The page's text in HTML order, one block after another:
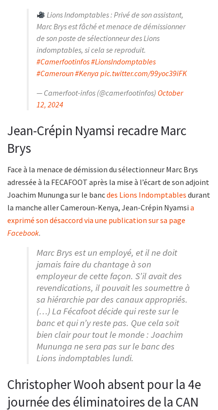
Lions Indomptables : Privé de son assistant,
Marc Brys est fâché et menace de démissionner
de son poste de sélectionneur des Lions
indomptables, si cela se reproduit.
#Camerfootinfos#LionsIndomptables
#Cameroun#Kenya pic.twitter.com/99yoc39iFK
— Camerfoot-infos (@camerfootinfos) October
12, 2024
Jean-Crépin Nyamsi recadre Marc
Brys
Face à la menace de démission du sélectionneur Marc Brys
adressée à la FECAFOOT après la mise à l’écart de son adjoint
Joachim Mununga sur le bancdes Lions Indomptables durant
la manche aller Cameroun-Kenya, Jean-Crépin Nyamsi a
exprimé son désaccord via une publication sur sa page
Facebook.
Marc Brys est un employé, et il ne doit
jamais faire du chantage à son
employeur de cette façon. S’il avait des
revendications, il pouvait les soumettre à
sa hiérarchie par des canaux appropriés.
(…) La Fécafoot décide qui reste sur le
banc et qui n’y reste pas. Que cela soit
bien clair pour tout le monde : Joachim
Mununga ne sera pas sur le banc des
Lions indomptables lundi.
Christopher Wooh absent pour la 4e
journée des éliminatoires de la CAN